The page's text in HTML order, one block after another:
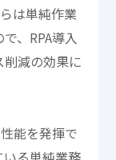
は単純作業
、RPA導入
減の効果に
能を発揮で